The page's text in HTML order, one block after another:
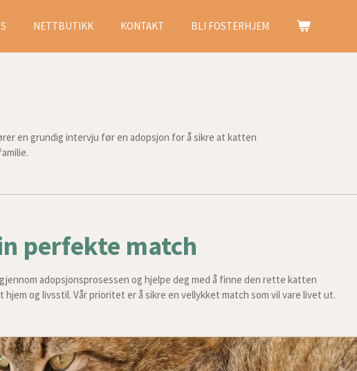
NETTBUTIKK KONTAKT BLI FOSTERHJEM
en grundig intervju før en adopsjon for å sikre at katten
perfekte match
adopsjonsprosessen og hjelpe deg med å finne den rette katten
hjem og livsstil. Vår prioritet er å sikre en vellykket match som vil vare livet ut.